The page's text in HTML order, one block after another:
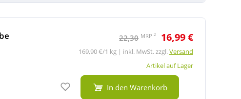
22,30 MRP 2 16,99 €
169,90 €/1 kg | inkl. MwSt. zzgl.Versand
Artikel auf Lager
Auf den Merkzettel
In den Warenkorb